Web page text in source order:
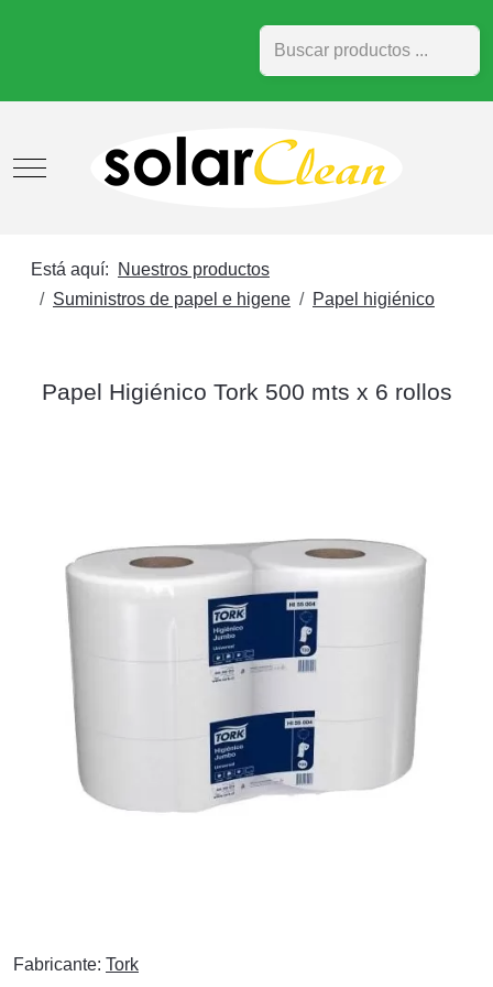
Buscar
Mobile Menu Toggle
Está aquí:
Nuestros productos
Suministros de papel e higene
Papel higiénico
Papel Higiénico Tork 500 mts x 6 rollos
Fabricante: Tork